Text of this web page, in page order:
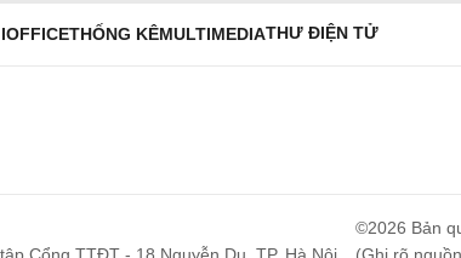
THỐNG KÊMULTIMEDIATHƯ ĐIỆN TỬ
©2026 Bản